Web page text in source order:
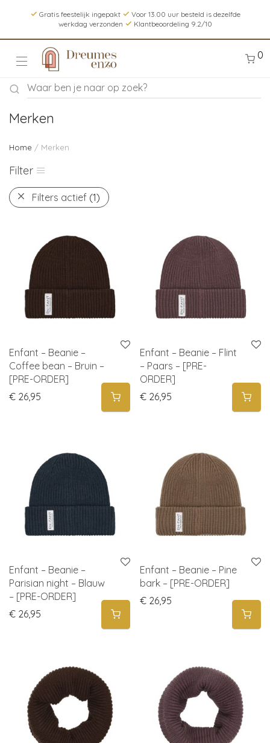
Gratis feestelijk ingepakt
Voor 13.00 uur besteld is dezelfde
werkdag verzonden
Klantbeoordeling 9.2/10
0
Merken
Home / Merken
Filter
Filters actief (1)
Enfant – Beanie –
Coffee bean – Bruin –
[PRE-ORDER]
€ 26,95
Enfant – Beanie – Flint
– Paars – [PRE-
ORDER]
€ 26,95
Enfant – Beanie –
Parisian night – Blauw
– [PRE-ORDER]
€ 26,95
Enfant – Beanie – Pine
bark – [PRE-ORDER]
€ 26,95